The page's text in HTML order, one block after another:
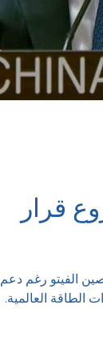
قرار
الفيتو رغم دعم
الطاقة العالمية.